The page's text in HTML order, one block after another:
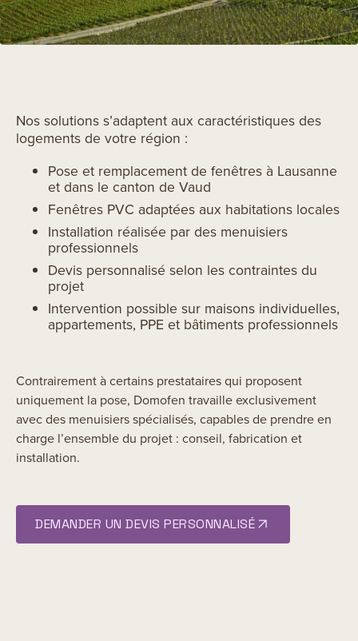
Nos solutions s’adaptent aux caractéristiques des
logements de votre région :
Pose et remplacement de fenêtres à Lausanne
et dans le canton de Vaud
Fenêtres PVC adaptées aux habitations locales
Installation réalisée par des menuisiers
professionnels
Devis personnalisé selon les contraintes du
projet
Intervention possible sur maisons individuelles,
appartements, PPE et bâtiments professionnels
Contrairement à certains prestataires qui proposent
uniquement la pose, Domofen travaille exclusivement
avec des menuisiers spécialisés, capables de prendre en
charge l’ensemble du projet : conseil, fabrication et
installation.
DEMANDER UN DEVIS PERSONNALISÉ